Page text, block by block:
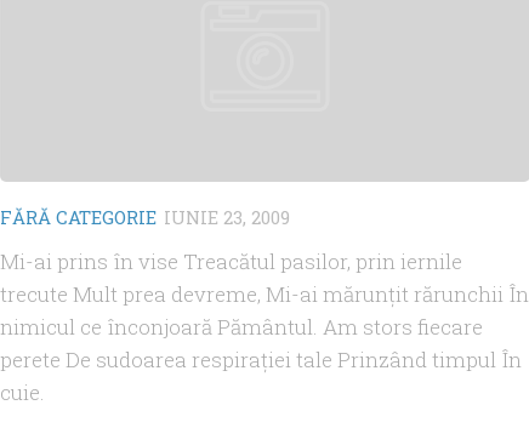
FĂRĂ CATEGORIE IUNIE 23, 2009
Mi-ai prins în vise Treacătul pasilor, prin iernile
trecute Mult prea devreme, Mi-ai mărunţit rărunchii În
nimicul ce înconjoară Pământul. Am stors fiecare
perete De sudoarea respiraţiei tale Prinzând timpul În
cuie.